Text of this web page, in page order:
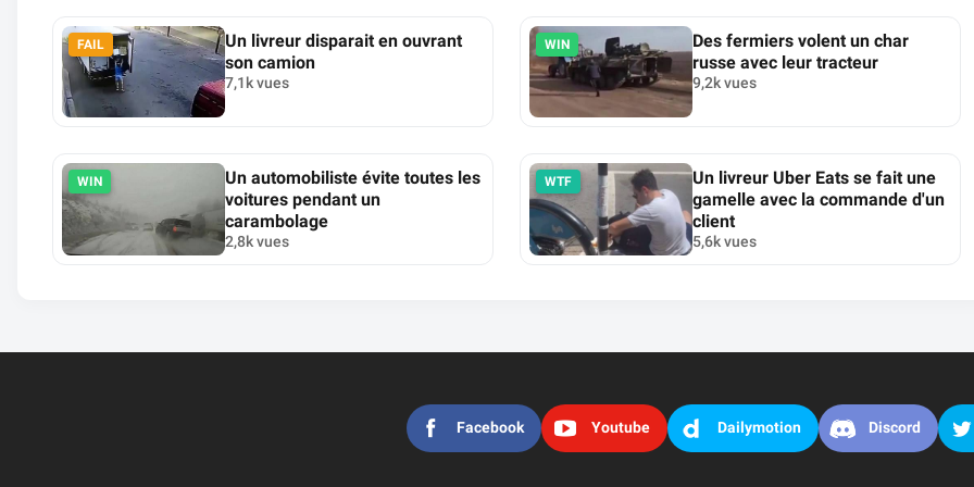
FAIL
Un livreur disparait en ouvrant
son camion
7,1k vues
WIN
Des fermiers volent un char
russe avec leur tracteur
9,2k vues
WIN
Un automobiliste évite toutes les
voitures pendant un
carambolage
2,8k vues
WTF
Un livreur Uber Eats se fait une
gamelle avec la commande d'un
client
5,6k vues
Facebook Youtube Dailymotion Discord